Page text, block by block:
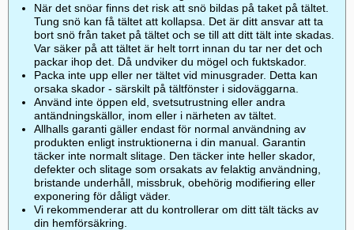
När det snöar finns det risk att snö bildas på taket på tältet.
Tung snö kan få tältet att kollapsa. Det är ditt ansvar att ta
bort snö från taket på tältet och se till att ditt tält inte skadas.
Var säker på att tältet är helt torrt innan du tar ner det och
packar ihop det. Då undviker du mögel och fuktskador.
Packa inte upp eller ner tältet vid minusgrader. Detta kan
orsaka skador - särskilt på tältfönster i sidoväggarna.
Använd inte öppen eld, svetsutrustning eller andra
antändningskällor, inom eller i närheten av tältet.
Allhalls garanti gäller endast för normal användning av
produkten enligt instruktionerna i din manual. Garantin
täcker inte normalt slitage. Den täcker inte heller skador,
defekter och slitage som orsakats av felaktig användning,
bristande underhåll, missbruk, obehörig modifiering eller
exponering för dåligt väder.
Vi rekommenderar att du kontrollerar om ditt tält täcks av
din hemförsäkring.